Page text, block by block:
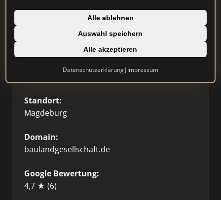
Alle ablehnen
Auswahl speichern
Alle akzeptieren
Datenschutzerklärung| Impressum
Standort:
Magdeburg
Domain:
baulandgesellschaft.de
Google Bewertung:
4,7 ★ (6)